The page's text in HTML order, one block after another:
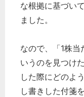
な根拠に基づい
ました。
なので、「1株当
いうのを見つけ
した際にどのよ
し書きした付箋